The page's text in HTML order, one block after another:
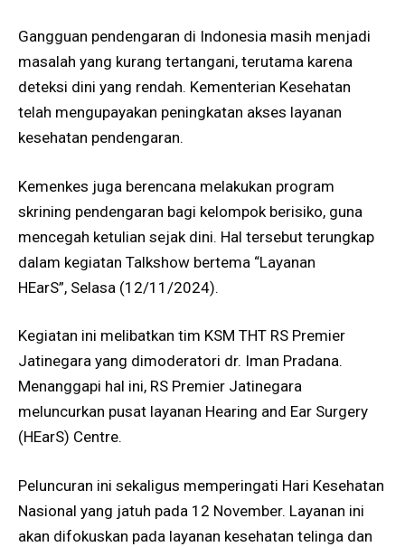
Gangguan pendengaran di Indonesia masih menjadi
masalah yang kurang tertangani, terutama karena
deteksi dini yang rendah. Kementerian Kesehatan
telah mengupayakan peningkatan akses layanan
kesehatan pendengaran.
Kemenkes juga berencana melakukan program
skrining pendengaran bagi kelompok berisiko, guna
mencegah ketulian sejak dini. Hal tersebut terungkap
dalam kegiatan Talkshow bertema “Layanan
HEarS”, Selasa (12/11/2024).
Kegiatan ini melibatkan tim KSM THT RS Premier
Jatinegara yang dimoderatori dr. Iman Pradana.
Menanggapi hal ini, RS Premier Jatinegara
meluncurkan pusat layanan Hearing and Ear Surgery
(HEarS) Centre.
Peluncuran ini sekaligus memperingati Hari Kesehatan
Nasional yang jatuh pada 12 November. Layanan ini
akan difokuskan pada layanan kesehatan telinga dan